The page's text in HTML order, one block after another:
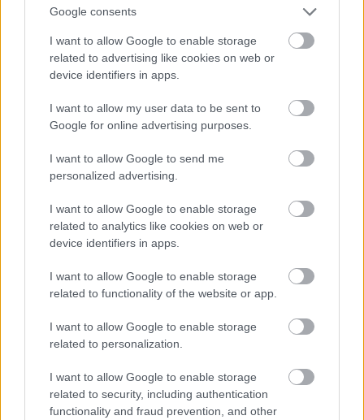
Google consents
I want to allow Google to enable storage
related to advertising like cookies on web or
device identifiers in apps.
I want to allow my user data to be sent to
Google for online advertising purposes.
I want to allow Google to send me
personalized advertising.
I want to allow Google to enable storage
related to analytics like cookies on web or
device identifiers in apps.
I want to allow Google to enable storage
related to functionality of the website or app.
I want to allow Google to enable storage
related to personalization.
I want to allow Google to enable storage
related to security, including authentication
functionality and fraud prevention, and other
jūs tracina? Numerologi
izceļ četrus dzimšanas
datumus, kuru
īpašniekiem brīvība ir īpaši
svarīga
neesmu muļķe!”
kā iemācījusies
sadzīvot ar visu, kas
Horoskopi7. augustam.
runās paveiktais, tāpēc
Atcelt Ziņot